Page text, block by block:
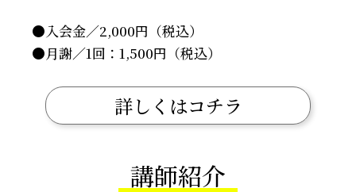
●入会金／2,000円（税込）
●月謝／1回：1,500円（税込）
詳しくはコチラ
講師紹介